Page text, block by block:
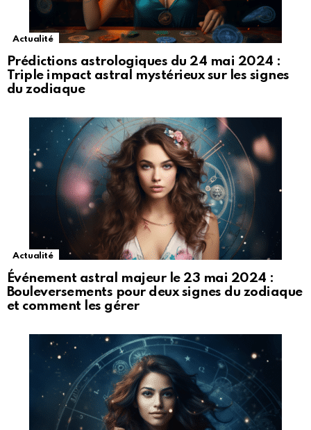
Actualité
Prédictions astrologiques du 24 mai 2024 :
Triple impact astral mystérieux sur les signes
du zodiaque
Actualité
Événement astral majeur le 23 mai 2024 :
Bouleversements pour deux signes du zodiaque
et comment les gérer